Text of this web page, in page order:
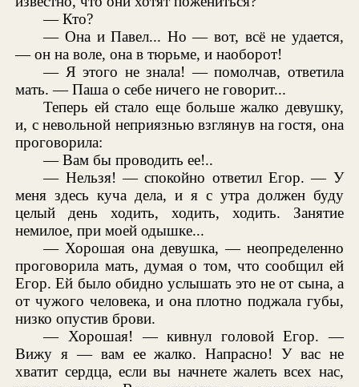
— Кто?
— Она и Павел... Но — вот, всё не удается,
— он на воле, она в тюрьме, и наоборот!
— Я этого не знала! — помолчав, ответила
мать. — Паша о себе ничего не говорит...
Теперь ей стало еще больше жалко девушку,
и, с невольной неприязнью взглянув на гостя, она
проговорила:
— Вам бы проводить ее!..
— Нельзя! — спокойно ответил Егор. — У
меня здесь куча дела, и я с утра должен буду
целый день ходить, ходить, ходить. Занятие
немилое, при моей одышке...
— Хорошая она девушка, — неопределенно
проговорила мать, думая о том, что сообщил ей
Егор. Ей было обидно услышать это не от сына, а
от чужого человека, и она плотно поджала губы,
низко опустив брови.
— Хорошая! — кивнул головой Егор. —
Вижу я — вам ее жалко. Напрасно! У вас не
хватит сердца, если вы начнете жалеть всех нас,